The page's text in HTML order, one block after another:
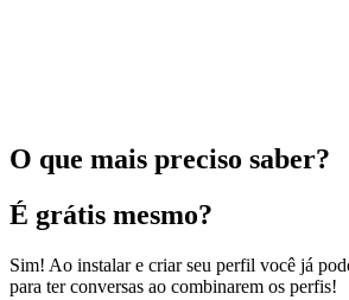
O que mais preciso saber?
É grátis mesmo?
Sim! Ao instalar e criar seu perfil você já
para ter conversas ao combinarem os perfis!